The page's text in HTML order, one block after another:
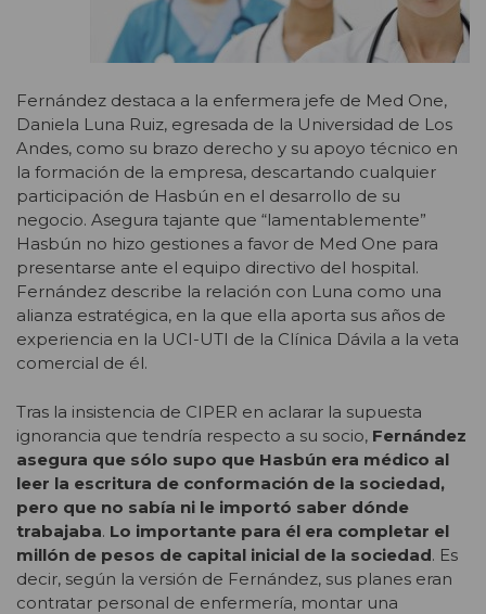
Fernández destaca a la enfermera jefe de Med One,
Daniela Luna Ruiz, egresada de la Universidad de Los
Andes, como su brazo derecho y su apoyo técnico en
la formación de la empresa, descartando cualquier
participación de Hasbún en el desarrollo de su
negocio. Asegura tajante que “lamentablemente”
Hasbún no hizo gestiones a favor de Med One para
presentarse ante el equipo directivo del hospital.
Fernández describe la relación con Luna como una
alianza estratégica, en la que ella aporta sus años de
experiencia en la UCI-UTI de la Clínica Dávila a la veta
comercial de él.
Tras la insistencia de CIPER en aclarar la supuesta
ignorancia que tendría respecto a su socio, Fernández
asegura que sólo supo que Hasbún era médico al
leer la escritura de conformación de la sociedad,
pero que no sabía ni le importó saber dónde
trabajaba. Lo importante para él era completar el
millón de pesos de capital inicial de la sociedad. Es
decir, según la versión de Fernández, sus planes eran
contratar personal de enfermería, montar una